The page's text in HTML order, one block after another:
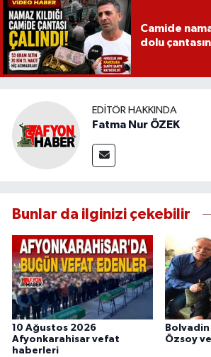
Camide
dolu
EDITÖR HAKKINDA
Fatma Nur ÖZEK
Bunlar da ilginizi çekebilir
10 Ağustos 2026
Afyonkarahisar vefat
haberleri
Bolvadin
Özsoy